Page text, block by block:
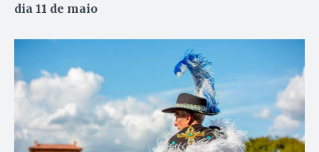
dia 11 de maio